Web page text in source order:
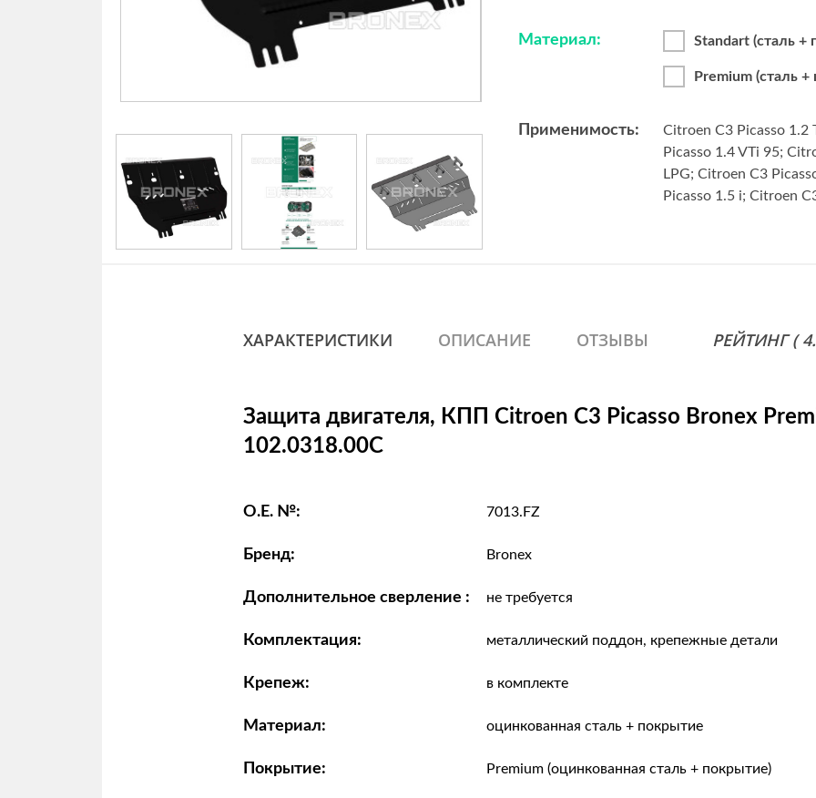
Материал: Standart (сталь +
Premium (сталь
Применимость:
Citroen C3 Picasso 1.2
Picasso 1.4 VTi 95;
LPG; Citroen C3
Picasso 1.5 i; Citroen
ХАРАКТЕРИСТИКИ ОПИСАНИЕ ОТЗЫВЫ РЕЙТИНГ (
Защита двигателя, КПП Citroen C3 Picasso Bronex
102.0318.00C
O.E. №: 7013.FZ
Бренд: Bronex
Дополнительное сверление : не требуется
Комплектация: металлический поддон, крепежные детали
Крепеж: в комплекте
Материал: оцинкованная сталь + покрытие
Покрытие: Premium (оцинкованная сталь + покрытие)